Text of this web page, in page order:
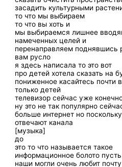
засадить культурными
то что мы выбираем
то что вы хоть и
мы выбираемся лишнее
намеченных целей и
перенаправляем поднявшись
вам русло
я здесь написала то это вот
про детей хотела сказать на
пониженное касайтесь почти
только детей
телевизор сейчас уже
ну это не так популярно
больше интернет но
отвечают канала
[музыка]
до
это то что называется такое
информационное болото пусть
наши могли очень любит